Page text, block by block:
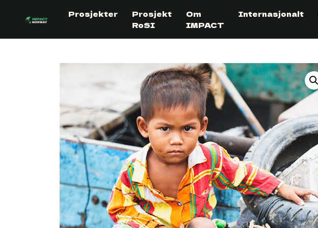
Prosjekter
Prosjekt
RoSI
Om
IMPACT
Internasjonalt